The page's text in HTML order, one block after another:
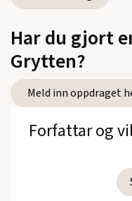
Norge og andre
2009)
Det norske huset
Og om en eller
helst, fikk lyst til
eksempel meg
(Bodoni,
Gabba gabba
Har du gjort
Grytten?
Meld inn oppdraget
Forfattar og